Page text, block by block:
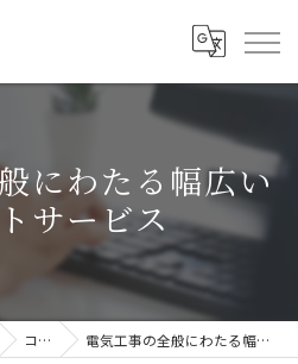
にわたる幅広い
サービス
コラム 電気工事の全般にわたる幅広いサポートサービス